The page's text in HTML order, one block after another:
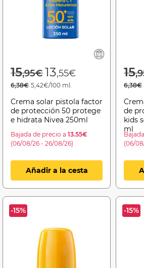
Price reduced from
15,95€to
13,55€
6,38€ 5,42€/100 ml.
Crema solar pistola factor
de protección 50 protege
e hidrata Nivea 250ml
Bajada de precio a 13.55€
(06/08/26 - 26/08/26)
Añadir a la cesta
15
6,38€
de
kids
ml
(06/
-15% -15%